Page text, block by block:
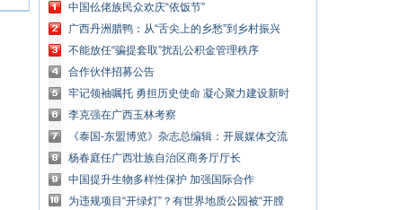
中国仫佬族民众欢庆“依饭节”
广西丹洲腊鸭：从“舌尖上的乡愁”到乡村振兴
的“利器”
不能放任“骗提套取”扰乱公积金管理秩序
合作伙伴招募公告
牢记领袖嘱托 勇担历史使命 凝心聚力建设新时
代中国特色社会主义壮美广西
李克强在广西玉林考察
《泰国-东盟博览》杂志总编辑：开展媒体交流
讲好中国与东盟合作故事
杨春庭任广西壮族自治区商务厅厅长
中国提升生物多样性保护 加强国际合作
为违规项目“开绿灯”？有世界地质公园被“开膛